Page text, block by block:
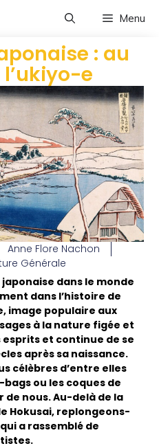
Menu
: au
e
Anne Flore Nachon
Générale
dans le monde
dans l’histoire de
image populaire aux
à la nature figée et
et continue de se
après sa naissance.
célèbres d’entre elles
ou les coques de
nous. Au-delà de la
Hokusai, replongeons-
a rassemblé de